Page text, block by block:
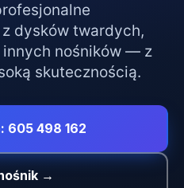
dysków twardych,
innych nośników — z
skutecznością.
605 498 162
→